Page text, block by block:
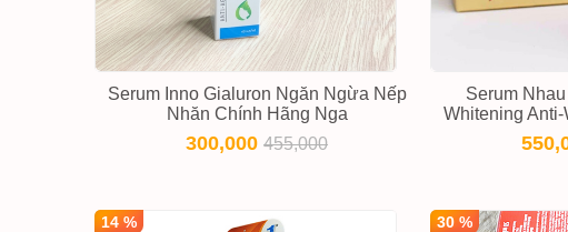
Serum Inno Gialuron Ngăn Ngừa Nếp
Nhăn Chính Hãng Nga
300,000455,000
Serum
Whitening Anti-
14 % 30 %